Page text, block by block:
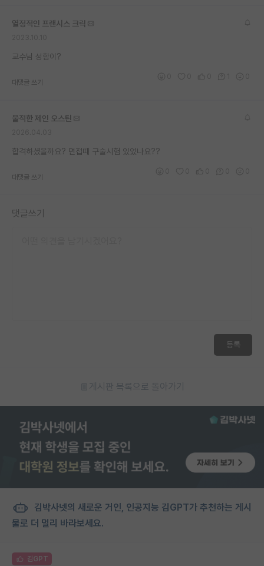
열정적인 프랜시스 크릭
교수님 성함이?
대댓글 쓰기
울적한 제인 오스틴
합격하셨을까요? 면접때 구술시험 있었나요??
대댓글 쓰기
댓글쓰기
등록
게시판 목록으로 돌아가기
김박사넷의 새로운 거인, 인공지능 김GPT가 추천하는 게시
물로 더 멀리 바라보세요.
김GPT